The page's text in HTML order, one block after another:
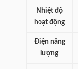
Nhiệt độ
hoạt động
Điện năng
lượng